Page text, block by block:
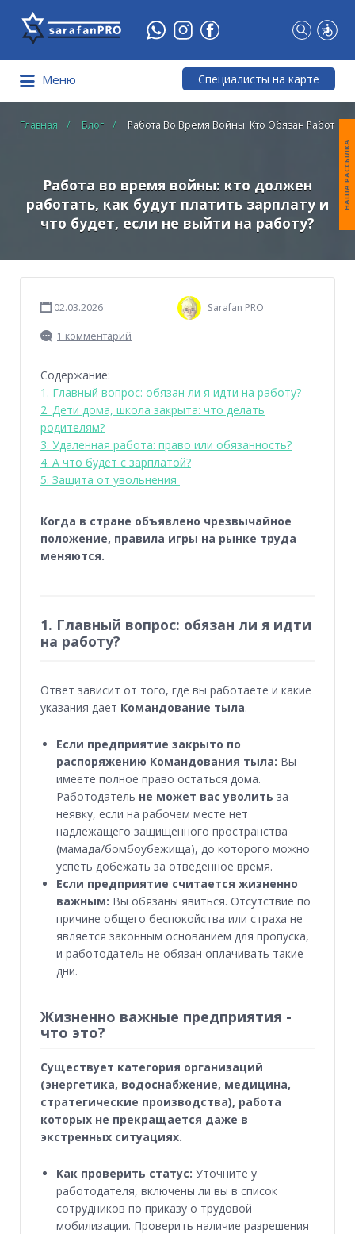
Что
Вы
ищете?
Меню Специалисты на карте
Главная Блог Работа Во Время Войны: Кто Обязан
Работа во время войны: кто должен
работать, как будут платить зарплату и
что будет, если не выйти на работу?
02.03.2026 Sarafan PRO
1 комментарий
Содержание:
1. Главный вопрос: обязан ли я идти на работу?
2. Дети дома, школа закрыта: что делать
родителям?
3. Удаленная работа: право или обязанность?
4. А что будет с зарплатой?
5. Защита от увольнения
Когда в стране объявлено чрезвычайное
положение, правила игры на рынке труда
меняются.
1. Главный вопрос: обязан ли я идти
на работу?
Ответ зависит от того, где вы работаете и какие
указания дает Командование тыла.
Если предприятие закрыто по
распоряжению Командования тыла: Вы
имеете полное право остаться дома.
Работодатель не может вас уволить за
неявку, если на рабочем месте нет
надлежащего защищенного пространства
(мамада/бомбоубежища), до которого можно
успеть добежать за отведенное время.
Если предприятие считается жизненно
важным: Вы обязаны явиться. Отсутствие по
причине общего беспокойства или страха не
является законным основанием для пропуска,
и работодатель не обязан оплачивать такие
дни.
Жизненно важные предприятия -
что это?
Существует категория организаций
(энергетика, водоснабжение, медицина,
стратегические производства), работа
которых не прекращается даже в
экстренных ситуациях.
Как проверить статус: Уточните у
работодателя, включены ли вы в список
сотрудников по приказу о трудовой
мобилизации. Проверить наличие разрешения
НАША РАССЫЛКА